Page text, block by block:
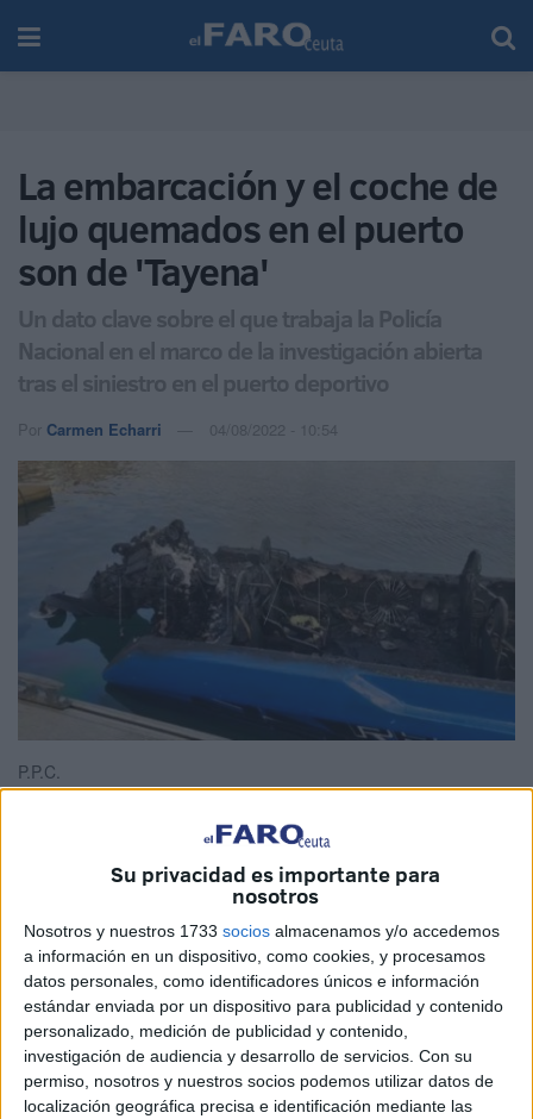
Su privacidad es importante para
nosotros
Nosotros y nuestros 1733 socios almacenamos y/o accedemos
a información en un dispositivo, como cookies, y procesamos
datos personales, como identificadores únicos e información
estándar enviada por un dispositivo para publicidad y contenido
personalizado, medición de publicidad y contenido,
investigación de audiencia y desarrollo de servicios. Con su
permiso, nosotros y nuestros socios podemos utilizar datos de
localización geográfica precisa e identificación mediante las
La embarcación y el coche de
lujo quemados en el puerto
son de 'Tayena'
Un dato clave sobre el que trabaja la Policía
Nacional en el marco de la investigación abierta
tras el siniestro en el puerto deportivo
Por Carmen Echarri 04/08/2022 - 10:54
P.P.C.
Policía Nacionalinvestiga qué hay detrás delincendio
provocado en la embarcación atracada en elpuerto
deportivo de Ceuta que ha resultado completamente
destrozada esta mañana. Y hay un dato importante: el
dueño de este casco es el mismo del coche de alta gama
que quedó calcinado en el mes de mayo, el conocido
como 'Tayena', tal y como han confirmado fuentes
policiales aEl Faro de Ceuta.